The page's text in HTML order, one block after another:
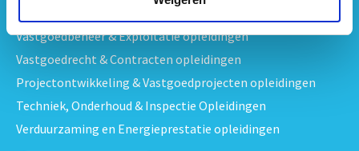
Vastgoedbeheer & Exploitatie opleidingen
Vastgoedrecht & Contracten opleidingen
Projectontwikkeling & Vastgoedprojecten opleidingen
Techniek, Onderhoud & Inspectie Opleidingen
Verduurzaming en Energieprestatie opleidingen